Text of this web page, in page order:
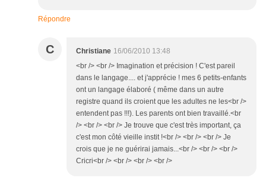
Répondre
C Christiane 16/06/2010 13:48
<br /> <br /> Imagination et précision ! C'est pareil
dans le langage.... et j'apprécie ! mes 6 petits-enfants
ont un langage élaboré ( même dans un autre
registre quand ils croient que les adultes ne les<br />
entendent pas !!!). Les parents ont bien travaillé.<br
/> <br /> <br /> Je trouve que c'est très important, ça
c'est mon côté vieille instit !<br /> <br /> <br /> Je
crois que je ne guérirai jamais...<br /> <br /> <br />
Cricri<br /> <br /> <br /> <br />